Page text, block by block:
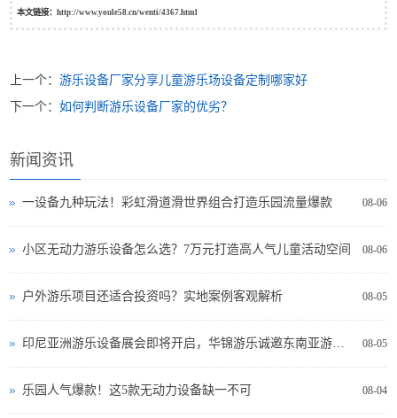
本文链接：http://www.youle58.cn/wenti/4367.html
上一个：游乐设备厂家分享儿童游乐场设备定制哪家好
下一个：如何判断游乐设备厂家的优劣？
新闻资讯
08-06
一设备九种玩法！彩虹滑道滑世界组合打造乐园流量爆款
08-06
小区无动力游乐设备怎么选？7万元打造高人气儿童活动空间
08-05
户外游乐项目还适合投资吗？实地案例客观解析
08-05
印尼亚洲游乐设备展会即将开启，华锦游乐诚邀东南亚游乐投资者现场交流
08-04
乐园人气爆款！这5款无动力设备缺一不可